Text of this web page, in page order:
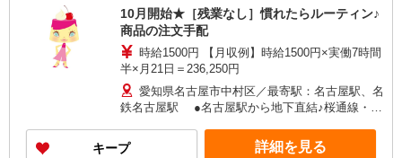
10月開始★［残業なし］慣れたらルーティン♪
商品の注文手配
時給1500円 【月収例】時給1500円×実働7時間
半×月21日＝236,250円
愛知県名古屋市中村区／最寄駅：名古屋駅、名
鉄名古屋駅 ●名古屋駅から地下直結♪桜通線・名
キープ 詳細を見る